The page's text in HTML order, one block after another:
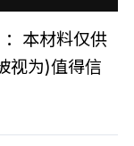
：本材料仅供
视为)值得信